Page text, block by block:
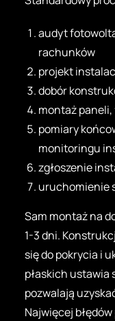
audyt
rachunków
projekt
dobór
montaż
pomiary
monitoringu
zgłoszenie
uruchomienie
Sam montaż na
1-3 dni.
się do pokrycia i
płaskich ustawia
pozwalają
Najwięcej